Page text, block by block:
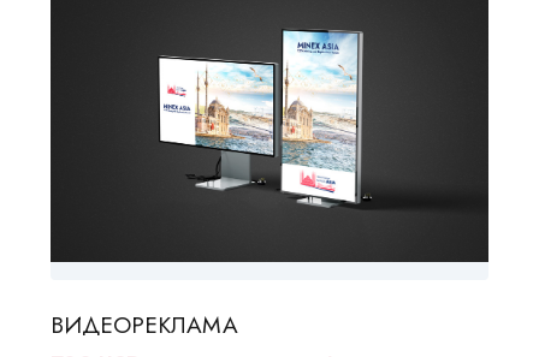
ВИДЕОРЕКЛАМА